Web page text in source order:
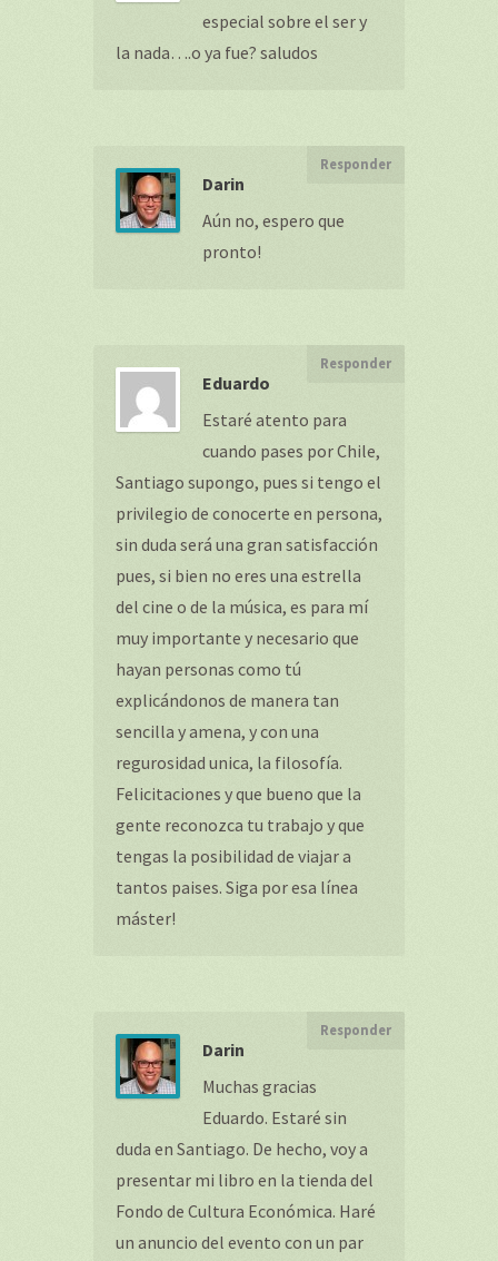
especial sobre el ser y
la nada….o ya fue? saludos
Darin
Responder
Aún no, espero que
pronto!
Eduardo
Responder
Estaré atento para
cuando pases por Chile,
Santiago supongo, pues si tengo el
privilegio de conocerte en persona,
sin duda será una gran satisfacción
pues, si bien no eres una estrella
del cine o de la música, es para mí
muy importante y necesario que
hayan personas como tú
explicándonos de manera tan
sencilla y amena, y con una
regurosidad unica, la filosofía.
Felicitaciones y que bueno que la
gente reconozca tu trabajo y que
tengas la posibilidad de viajar a
tantos paises. Siga por esa línea
máster!
Darin
Responder
Muchas gracias
Eduardo. Estaré sin
duda en Santiago. De hecho, voy a
presentar mi libro en la tienda del
Fondo de Cultura Económica. Haré
un anuncio del evento con un par